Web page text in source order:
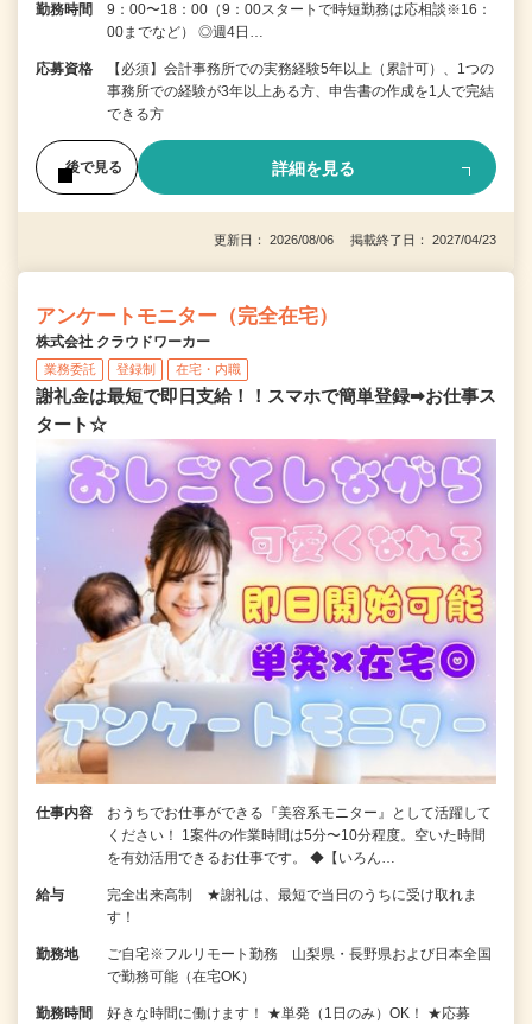
勤務時間
9：00〜18：00（9：00スタートで時短勤務は応相談※16：
00までなど） ◎週4日…
応募資格
【必須】会計事務所での実務経験5年以上（累計可）、1つの
事務所での経験が3年以上ある方、申告書の作成を1人で完結
できる方
後で見る 詳細を見る
更新日： 2026/08/06 掲載終了日： 2027/04/23
アンケートモニター（完全在宅）
株式会社 クラウドワーカー
業務委託 登録制 在宅・内職
謝礼金は最短で即日支給！！スマホで簡単登録➡お仕事ス
タート☆
仕事内容
おうちでお仕事ができる『美容系モニター』として活躍して
ください！ 1案件の作業時間は5分〜10分程度。空いた時間
を有効活用できるお仕事です。 ◆【いろん…
給与
完全出来高制 ★謝礼は、最短で当日のうちに受け取れま
す！
勤務地
ご自宅※フルリモート勤務 山梨県・長野県および日本全国
で勤務可能（在宅OK）
勤務時間
好きな時間に働けます！ ★単発（1日のみ）OK！ ★応募